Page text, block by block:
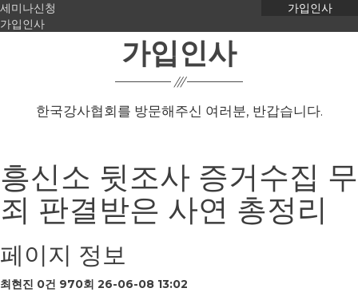
가입인사
세미나신청
가입인사
가입인사
한국강사협회를 방문해주신 여러분, 반갑습니다.
흥신소 뒷조사 증거수집 무
죄 판결받은 사연 총정리
페이지 정보
최현진 0건 970회 26-06-08 13:02